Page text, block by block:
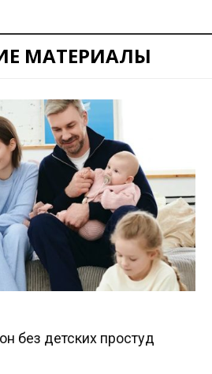
МАТЕРИАЛЫ
без детских простуд